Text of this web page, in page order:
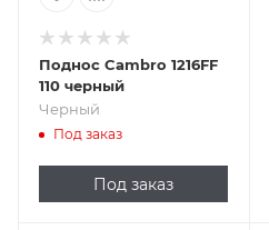
Поднос Cambro 1216FF
110 черный
Черный
Под заказ
Под заказ